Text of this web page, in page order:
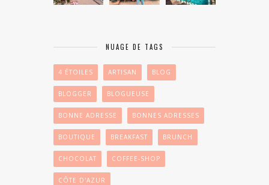
NUAGE DE TAGS
4 ÉTOILES ARTISAN BLOG
BLOGGER BLOGUEUSE
BONNE ADRESSE BONNES ADRESSES
BOUTIQUE BREAKFAST BRUNCH
CHOCOLAT COFFEE-SHOP
CÔTE D'AZUR